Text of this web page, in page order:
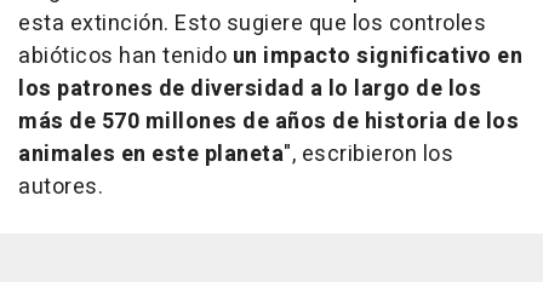
esta extinción. Esto sugiere que los controles
abióticos han tenido un impacto significativo en
los patrones de diversidad a lo largo de los
más de 570 millones de años de historia de los
animales en este planeta", escribieron los
autores.